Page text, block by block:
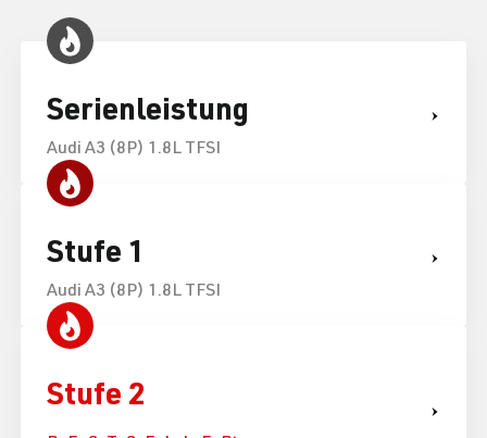
Serienleistung
Audi A3 (8P) 1.8L TFSI
Stufe 1
Audi A3 (8P) 1.8L TFSI
Stufe 2